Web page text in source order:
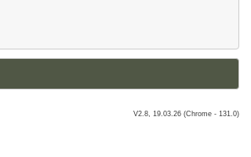
V2.8, 19.03.26 (Chrome - 131.0)